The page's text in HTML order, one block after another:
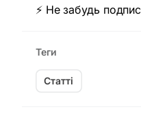
⚡️ Не забудь
Теги
Статті